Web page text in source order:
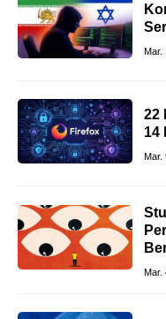
Mar.
22
14
Mar.
Mar.